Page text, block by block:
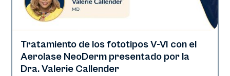
Neo Elite | Presentaciones
Tratamiento de los fototipos V-VI con el
Aerolase NeoDerm presentado por la
Dra. Valerie Callender